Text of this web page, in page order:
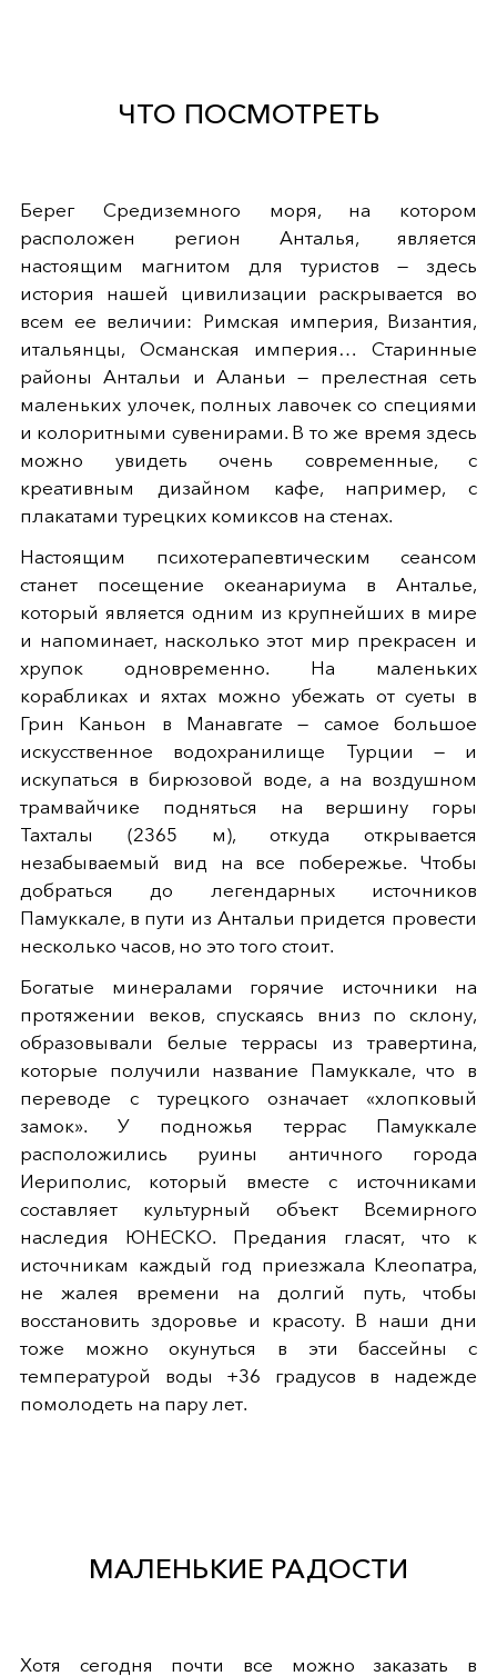
ЧТО ПОСМОТРЕТЬ
Берег Средиземного моря, на котором
расположен регион Анталья, является
настоящим магнитом для туристов — здесь
история нашей цивилизации раскрывается во
всем ее величии: Римская империя, Византия,
итальянцы, Османская империя… Старинные
районы Антальи и Аланьи — прелестная сеть
маленьких улочек, полных лавочек со специями
и колоритными сувенирами. В то же время здесь
можно увидеть очень современные, с
креативным дизайном кафе, например, с
плакатами турецких комиксов на стенах.
Настоящим психотерапевтическим сеансом
станет посещение океанариума в Анталье,
который является одним из крупнейших в мире
и напоминает, насколько этот мир прекрасен и
хрупок одновременно. На маленьких
корабликах и яхтах можно убежать от суеты в
Грин Каньон в Манавгате — самое большое
искусственное водохранилище Турции — и
искупаться в бирюзовой воде, а на воздушном
трамвайчике подняться на вершину горы
Тахталы (2365 м), откуда открывается
незабываемый вид на все побережье. Чтобы
добраться до легендарных источников
Памуккале, в пути из Антальи придется провести
несколько часов, но это того стоит.
Богатые минералами горячие источники на
протяжении веков, спускаясь вниз по склону,
образовывали белые террасы из травертина,
которые получили название Памуккале, что в
переводе с турецкого означает «хлопковый
замок». У подножья террас Памуккале
расположились руины античного города
Иериполис, который вместе с источниками
составляет культурный объект Всемирного
наследия ЮНЕСКО. Предания гласят, что к
источникам каждый год приезжала Клеопатра,
не жалея времени на долгий путь, чтобы
восстановить здоровье и красоту. В наши дни
тоже можно окунуться в эти бассейны с
температурой воды +36 градусов в надежде
помолодеть на пару лет.
МАЛЕНЬКИЕ РАДОСТИ
Хотя сегодня почти все можно заказать в